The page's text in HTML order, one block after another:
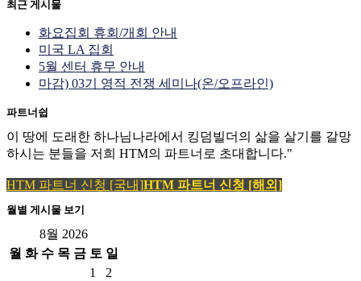
최근 게시물
화요집회 휴회/개회 안내
미국 LA 집회
5월 센터 휴무 안내
마감) 03기 영적 전쟁 세미나(온/오프라인)
파트너쉽
이 땅에 도래한 하나님나라에서 킹덤빌더의 삶을 살기를 갈망
하시는 분들을 저희 HTM의 파트너로 초대합니다."
HTM 파트너 신청 [국내]HTM 파트너 신청 [해외]
월별 게시물 보기
8월 2026
월 화 수 목 금 토 일
1
2